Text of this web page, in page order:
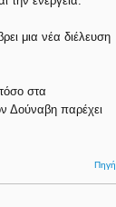
μια νέα διέλευση
στα
Δούναβη παρέχει
Πηγή